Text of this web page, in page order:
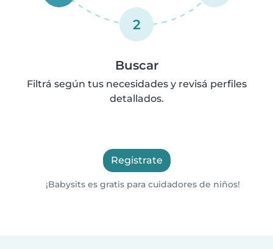
2
Buscar
Filtrá según tus necesidades y revisá perfiles
detallados.
Registrate
¡Babysits es gratis para cuidadores de niños!